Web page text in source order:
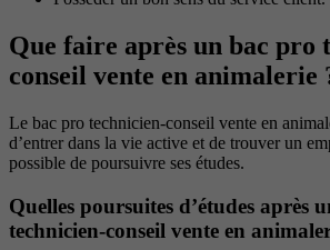
Que faire après un bac pro
conseil vente en animalerie
Le bac pro technicien-conseil vente en
d’entrer dans la vie active et de trouver un
possible de poursuivre ses études.
Quelles poursuites d’études après
technicien-conseil vente en